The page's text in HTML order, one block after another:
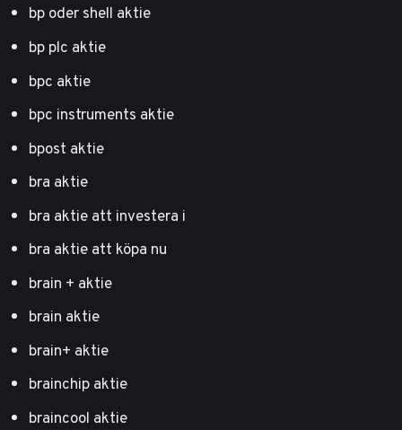
bp oder shell aktie
bp plc aktie
bpc aktie
bpc instruments aktie
bpost aktie
bra aktie
bra aktie att investera i
bra aktie att köpa nu
brain + aktie
brain aktie
brain+ aktie
brainchip aktie
braincool aktie